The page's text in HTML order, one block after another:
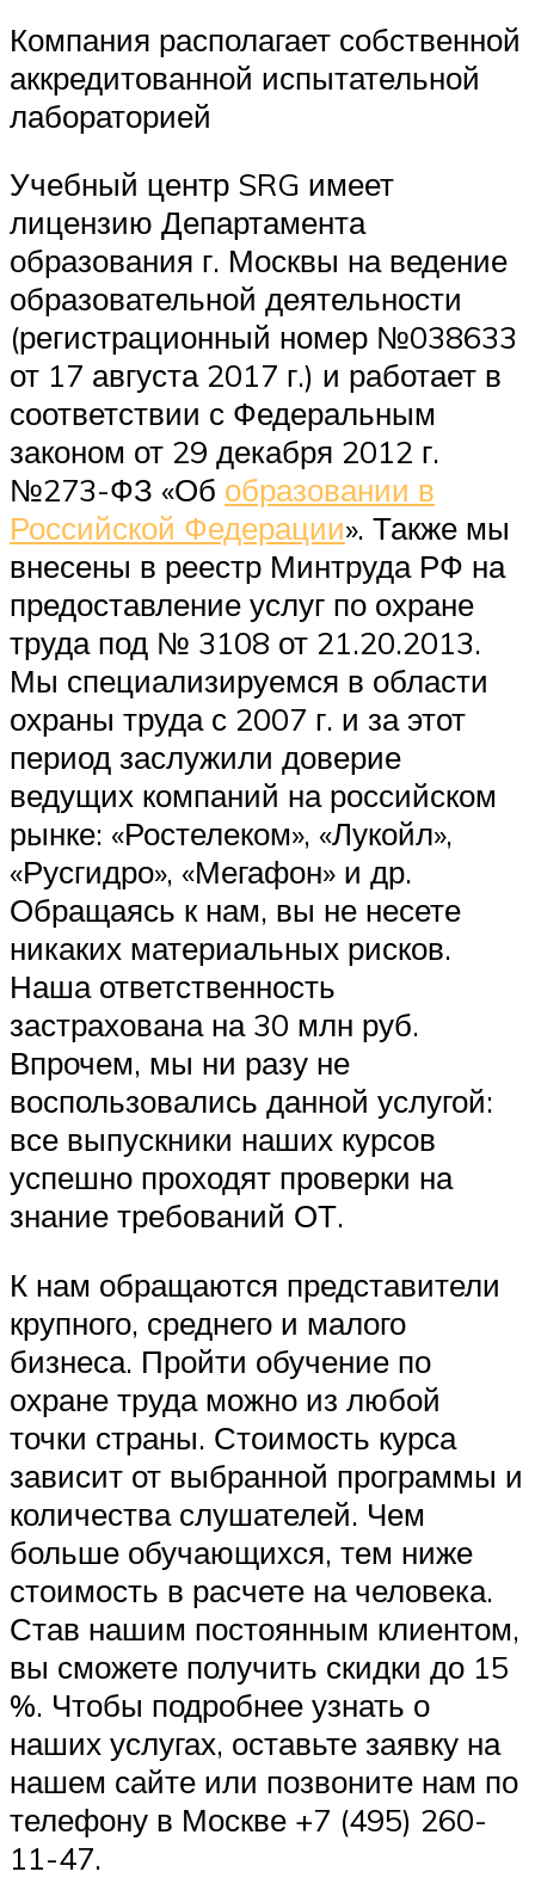
Компания располагает собственной
аккредитованной испытательной
лабораторией
Учебный центр SRG имеет
лицензию Департамента
образования г. Москвы на ведение
образовательной деятельности
(регистрационный номер №038633
от 17 августа 2017 г.) и работает в
соответствии с Федеральным
законом от 29 декабря 2012 г.
№273-ФЗ «Об образовании в
Российской Федерации». Также мы
внесены в реестр Минтруда РФ на
предоставление услуг по охране
труда под № 3108 от 21.20.2013.
Мы специализируемся в области
охраны труда с 2007 г. и за этот
период заслужили доверие
ведущих компаний на российском
рынке: «Ростелеком», «Лукойл»,
«Русгидро», «Мегафон» и др.
Обращаясь к нам, вы не несете
никаких материальных рисков.
Наша ответственность
застрахована на 30 млн руб.
Впрочем, мы ни разу не
воспользовались данной услугой:
все выпускники наших курсов
успешно проходят проверки на
знание требований ОТ.
К нам обращаются представители
крупного, среднего и малого
бизнеса. Пройти обучение по
охране труда можно из любой
точки страны. Стоимость курса
зависит от выбранной программы и
количества слушателей. Чем
больше обучающихся, тем ниже
стоимость в расчете на человека.
Став нашим постоянным клиентом,
вы сможете получить скидки до 15
%. Чтобы подробнее узнать о
наших услугах, оставьте заявку на
нашем сайте или позвоните нам по
телефону в Москве +7 (495) 260-
11-47.